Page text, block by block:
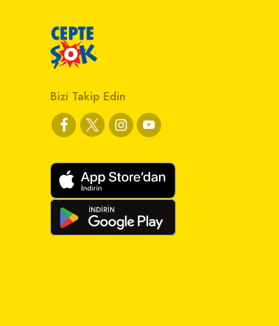
Bizi Takip Edin